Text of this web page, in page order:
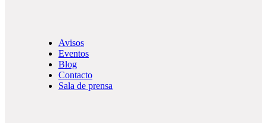
Avisos
Eventos
Blog
Contacto
Sala de prensa